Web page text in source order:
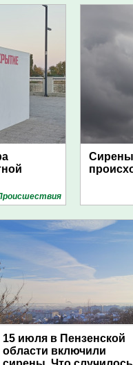
Сирены
15 июля в Пензенской
области включили